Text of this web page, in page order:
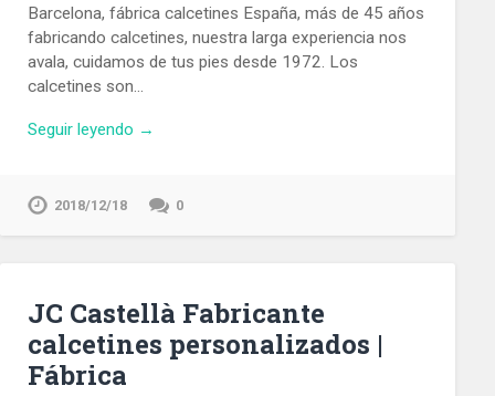
Barcelona, fábrica calcetines España, más de 45 años
fabricando calcetines, nuestra larga experiencia nos
avala, cuidamos de tus pies desde 1972. Los
calcetines son…
Seguir leyendo →
2018/12/18 0
JC Castellà Fabricante
calcetines personalizados |
Fábrica